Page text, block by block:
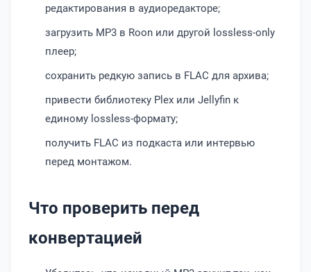
редактирования в аудиоредакторе;
загрузить MP3 в Roon или другой lossless-only
плеер;
сохранить редкую запись в FLAC для архива;
привести библиотеку Plex или Jellyfin к
единому lossless-формату;
получить FLAC из подкаста или интервью
перед монтажом.
Что проверить перед
конвертацией